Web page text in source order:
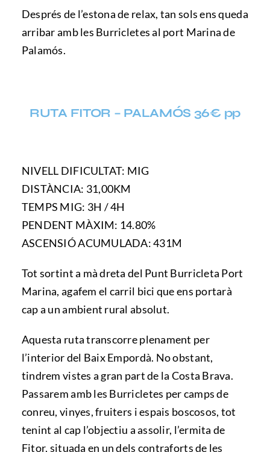
Després de l’estona de relax, tan sols ens queda
arribar amb les Burricletes al port Marina de
Palamós.
RUTA FITOR – PALAMÓS 36€ pp
NIVELL DIFICULTAT: MIG
DISTÀNCIA: 31,00KM
TEMPS MIG: 3H / 4H
PENDENT MÀXIM: 14.80%
ASCENSIÓ ACUMULADA: 431M
Tot sortint a mà dreta del Punt Burricleta Port
Marina, agafem el carril bici que ens portarà
cap a un ambient rural absolut.
Aquesta ruta transcorre plenament per
l’interior del Baix Empordà. No obstant,
tindrem vistes a gran part de la Costa Brava.
Passarem amb les Burricletes per camps de
conreu, vinyes, fruiters i espais boscosos, tot
tenint al cap l’objectiu a assolir, l’ermita de
Fitor, situada en un dels contraforts de les